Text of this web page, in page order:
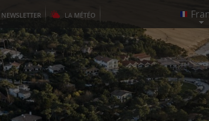
NEWSLETTER LA MÉTÉO